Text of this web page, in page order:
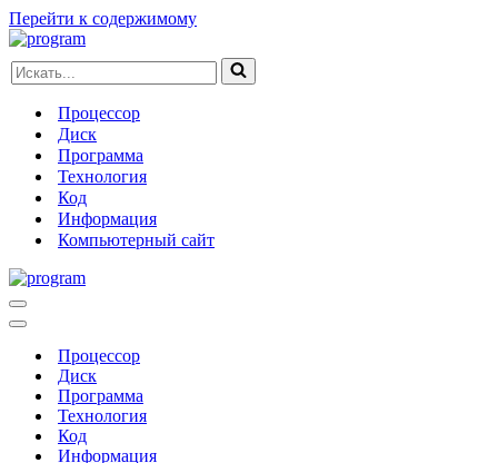
Перейти к содержимому
Искать...
Процессор
Диск
Программа
Технология
Код
Информация
Компьютерный сайт
Меню
навигации
Меню
навигацииПроцессор
Диск
Программа
Технология
Код
Информация